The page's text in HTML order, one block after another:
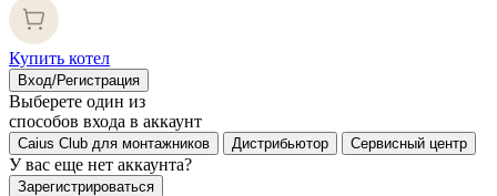
Купить котел
Вход/Регистрация
Выберете один из
способов входа в аккаунт
Caius Club для монтажников Дистрибьютор Сервисный центр
У вас еще нет аккаунта?
Зарегистрироваться